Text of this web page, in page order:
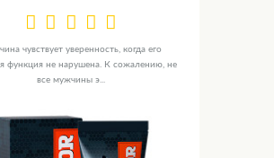
чувствует уверенность, когда его
функция не нарушена. К сожалению, не
все мужчины э...